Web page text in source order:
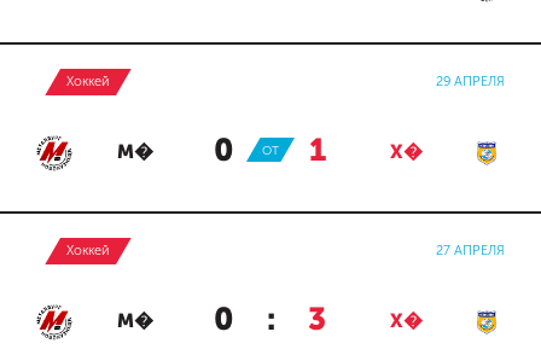
Хоккей 29 АПРЕЛЯ
М� 0 : 1 Х�
ОТ
Хоккей 27 АПРЕЛЯ
М� 0 : 3 Х�